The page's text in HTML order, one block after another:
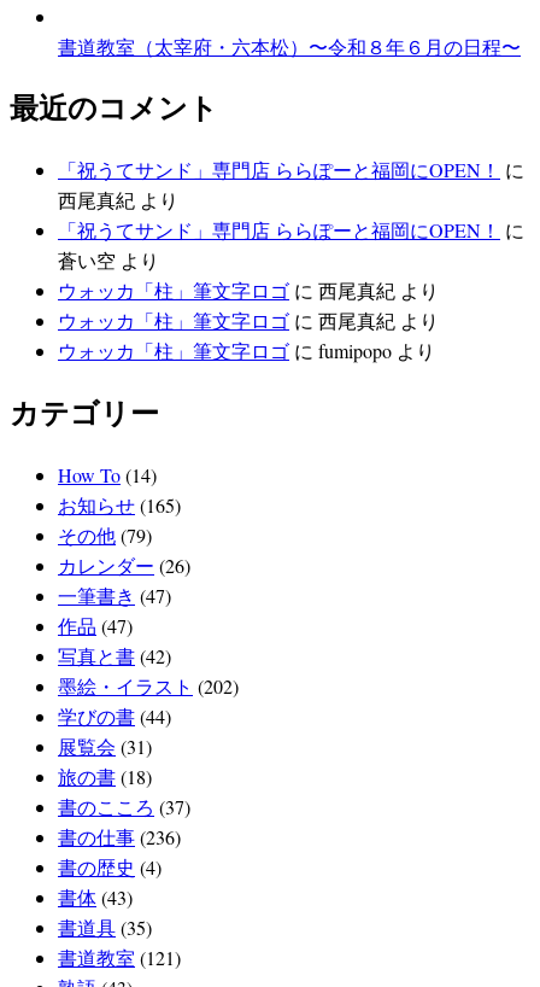
書道教室（太宰府・六本松）〜令和８年６月の日程〜
最近のコメント
「祝うてサンド」専門店 ららぽーと福岡にOPEN！ に
西尾真紀 より
「祝うてサンド」専門店 ららぽーと福岡にOPEN！ に
蒼い空 より
ウォッカ「柱」筆文字ロゴ に 西尾真紀 より
ウォッカ「柱」筆文字ロゴ に 西尾真紀 より
ウォッカ「柱」筆文字ロゴ に fumipopo より
カテゴリー
How To(14)
お知らせ(165)
その他(79)
カレンダー (26)
一筆書き (47)
作品 (47)
写真と書(42)
墨絵・イラスト (202)
学びの書(44)
展覧会 (31)
旅の書(18)
書のこころ (37)
書の仕事(236)
書の歴史 (4)
書体(43)
書道具(35)
書道教室 (121)